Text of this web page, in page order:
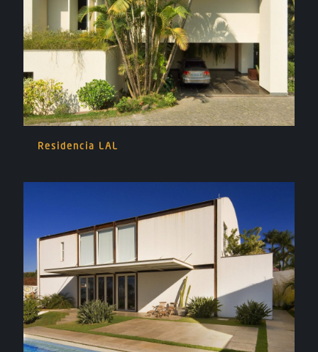
Residencia LAL